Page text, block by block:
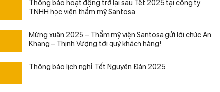
Thông báo hoạt động trở lại sau Tết 2025 tại công ty
TNHH học viện thẩm mỹ Santosa
Mừng xuân 2025 – Thẩm mỹ viện Santosa gửi lời chúc An
Khang – Thịnh Vượng tới quý khách hàng!
Thông báo lịch nghỉ Tết Nguyên Đán 2025